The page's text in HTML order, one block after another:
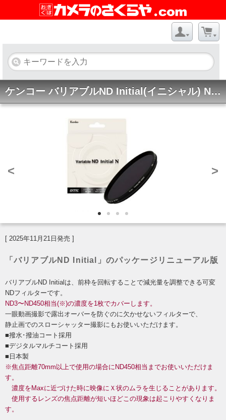
ケンコー バリアブルND Initial(イニシャル) N 58mm
< >
[ 2025年11月21日発売 ]
「バリアブルND Initial」のパッケージリニューアル版
バリアブルND Initialは、前枠を回転することで減光量を調整できる可変
NDフィルターです。
ND3〜ND450相当(※)の濃度を1枚でカバーします。
一眼動画撮影で露出オーバーを防ぐのに欠かせないフィルターで、
静止画でのスローシャッター撮影にもお使いいただけます。
■撥水･撥油コート採用
■デジタルマルチコート採用
■日本製
※焦点距離70mm以上で使用の場合にND450相当までお使いいただけま
す。
濃度をMaxに近づけた時に映像にＸ状のムラを生じることがあります。
使用するレンズの焦点距離が短いほどこの現象は起こりやすくなりま
す。